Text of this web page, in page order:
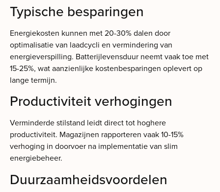
Typische besparingen
Energiekosten kunnen met 20-30% dalen door
optimalisatie van laadcycli en vermindering van
energieverspilling. Batterijlevensduur neemt vaak toe met
15-25%, wat aanzienlijke kostenbesparingen oplevert op
lange termijn.
Productiviteit verhogingen
Verminderde stilstand leidt direct tot hoghere
productiviteit. Magazijnen rapporteren vaak 10-15%
verhoging in doorvoer na implementatie van slim
energiebeheer.
Duurzaamheidsvoordelen